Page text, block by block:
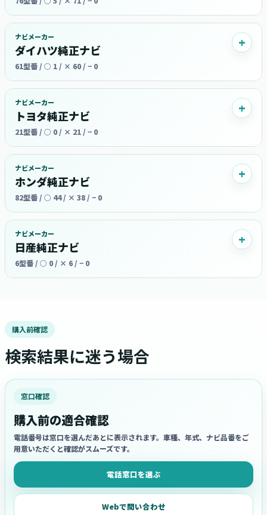
ナビメーカー
ダイハツ純正ナビ
61型番 / ○ 1 / × 60 / − 0
ナビメーカー
トヨタ純正ナビ
21型番 / ○ 0 / × 21 / − 0
ナビメーカー
ホンダ純正ナビ
82型番 / ○ 44 / × 38 / − 0
ナビメーカー
日産純正ナビ
6型番 / ○ 0 / × 6 / − 0
購入前確認
検索結果に迷う場合
窓口確認
購入前の適合確認
電話番号は窓口を選んだあとに表示されます。車種、年式、ナビ品番をご
用意いただくと確認がスムーズです。
電話窓口を選ぶ
Webで問い合わせ